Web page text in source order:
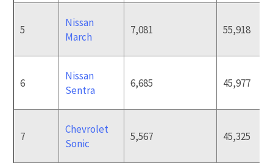
5
Nissan
March
7,081 55,918
6
Nissan
Sentra
6,685 45,977
7
Chevrolet
Sonic
5,567 45,325